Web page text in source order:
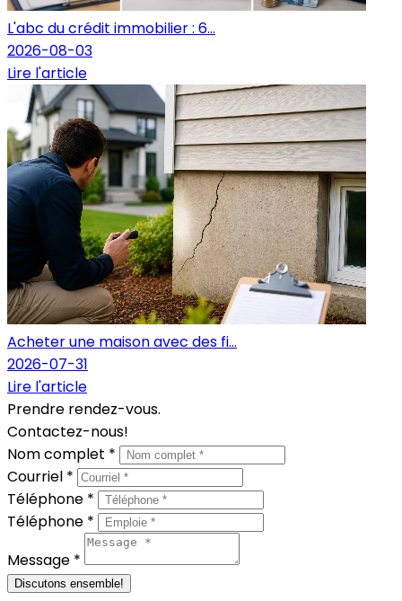
L'abc du crédit immobilier : 6...
2026-08-03
Lire l'article
Acheter une maison avec des fi...
2026-07-31
Lire l'article
Prendre rendez-vous.
Contactez-nous!
Nom complet *
Courriel *
Téléphone *
Téléphone *
Message *
Discutons ensemble!